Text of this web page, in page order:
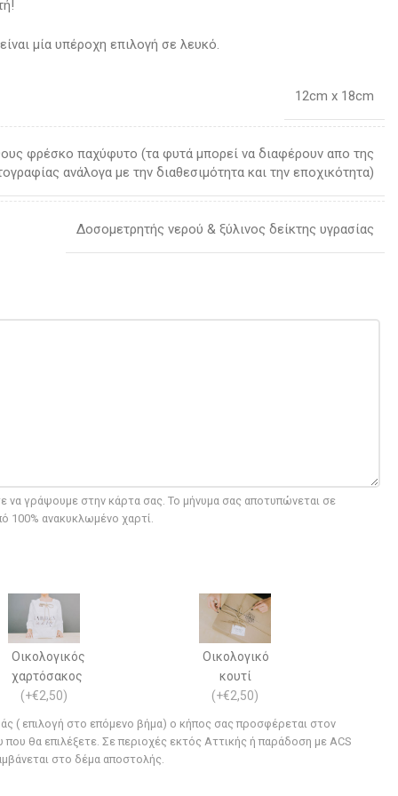
μία υπέροχη επιλογή σε λευκό.
12cm x 18cm
φρέσκο παχύφυτο (τα φυτά μπορεί να διαφέρουν απο της
ανάλογα με την διαθεσιμότητα και την εποχικότητα)
Δοσομετρητής νερού & ξύλινος δείκτης υγρασίας
να γράψουμε στην κάρτα σας. Το μήνυμα σας αποτυπώνεται σε
100% ανακυκλωμένο χαρτί.
Οικολογικός
χαρτόσακος
(+€2,50)
Οικολογικό
κουτί
(+€2,50)
( επιλογή στο επόμενο βήμα) ο κήπος σας προσφέρεται στον
θα επιλέξετε. Σε περιοχές εκτός Αττικής ή παράδοση με ACS
στο δέμα αποστολής.